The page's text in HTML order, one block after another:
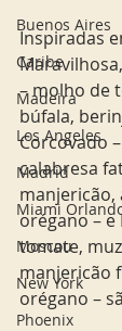
Buenos Aires
Caribe
Madeira
Los Angeles
Madrid
Miami
Moscou
New York
Phoenix
Inspiradas
– molho de
búfala,
Corcovado
calabresa
manjericão,
orégano –
tomate,
manjericão
orégano –